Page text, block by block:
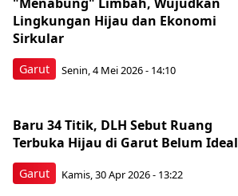
Garut
Lingkungan Hijau dan Ekonomi
Sirkular
Senin, 4 Mei 2026 - 14:10
Garut
Baru 34 Titik, DLH Sebut Ruang
Terbuka Hijau di Garut Belum Ideal
Kamis, 30 Apr 2026 - 13:22